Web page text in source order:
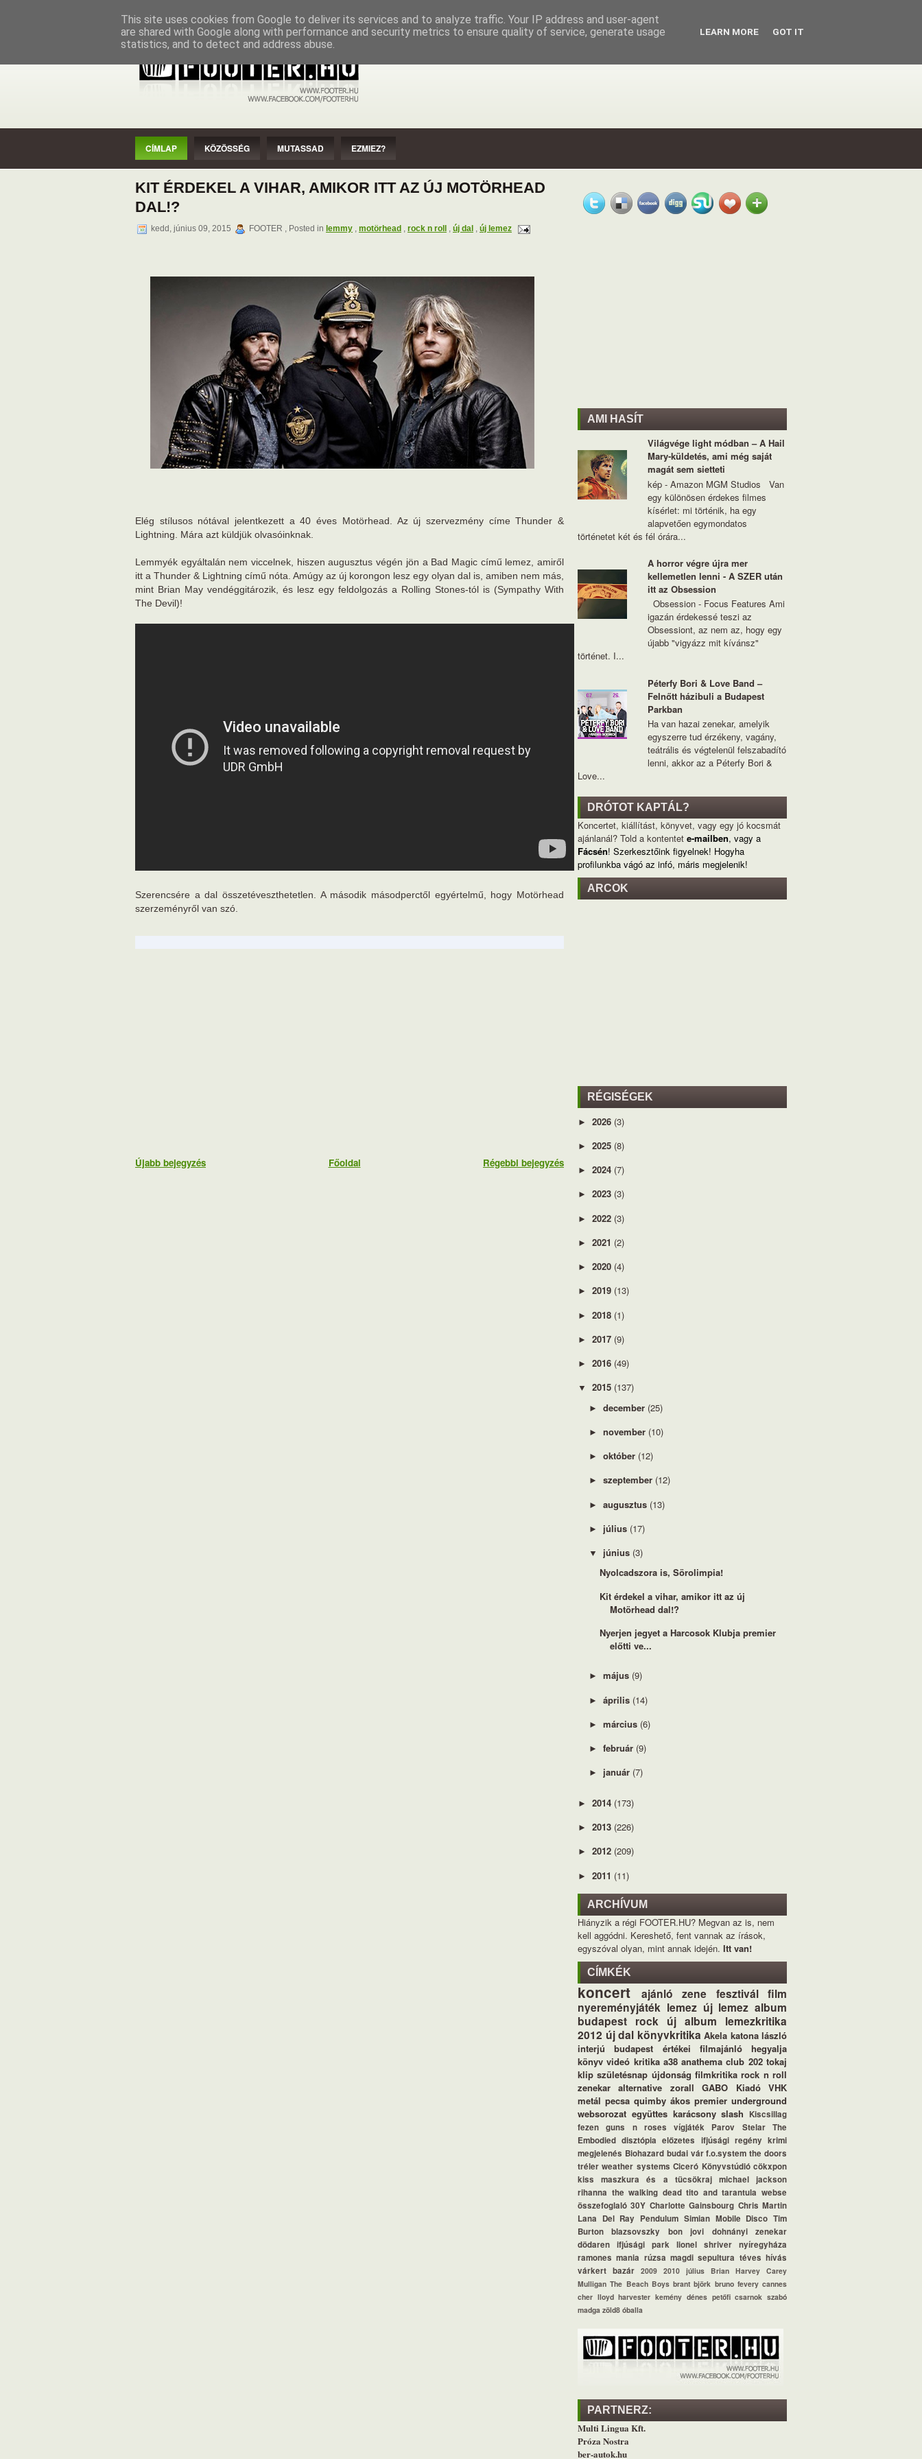
CÍMLAP KÖZÖSSÉG MUTASSAD EZMIEZ? IMPRESSZUM SZERZŐI JOGOK
CÍMLAP KÖZÖSSÉG MUTASSAD EZMIEZ?
KIT ÉRDEKEL A VIHAR, AMIKOR ITT AZ ÚJ MOTÖRHEAD
DAL!?
kedd, június 09, 2015 FOOTER , Posted in lemmy , motörhead , rock n roll , új dal , új lemez
Elég stílusos nótával jelentkezett a 40 éves Motörhead. Az új szervezmény címe Thunder &
Lightning. Mára azt küldjük olvasóinknak.
Lemmyék egyáltalán nem viccelnek, hiszen augusztus végén jön a Bad Magic című lemez, amiről
itt a Thunder & Lightning című nóta. Amúgy az új korongon lesz egy olyan dal is, amiben nem más,
mint Brian May vendéggitározik, és lesz egy feldolgozás a Rolling Stones-tól is (Sympathy With
The Devil)!
Szerencsére a dal összetéveszthetetlen. A második másodperctől egyértelmű, hogy Motörhead
szerzeményről van szó.
Újabb bejegyzés Régebbi bejegyzés
Főoldal
AMI HASÍT
Világvége light módban – A Hail
Mary-küldetés, ami még saját
magát sem sietteti
kép - Amazon MGM Studios Van
egy különösen érdekes filmes
kísérlet: mi történik, ha egy
alapvetően egymondatos
történetet két és fél órára...
A horror végre újra mer
kellemetlen lenni - A SZER után
itt az Obsession
Obsession - Focus Features Ami
igazán érdekessé teszi az
Obsessiont, az nem az, hogy egy
újabb "vigyázz mit kívánsz"
történet. I...
Péterfy Bori & Love Band –
Felnőtt házibuli a Budapest
Parkban
Ha van hazai zenekar, amelyik
egyszerre tud érzékeny, vagány,
teátrális és végtelenül felszabadító
lenni, akkor az a Péterfy Bori &
Love...
DRÓTOT KAPTÁL?
Koncertet, kiállítást, könyvet, vagy egy jó kocsmát
ajánlanál? Told a kontentet e-mailben, vagy a
Fácsén! Szerkesztőink figyelnek! Hogyha
profilunkba vágó az infó, máris megjelenik!
ARCOK
RÉGISÉGEK
► 2026 (3)
► 2025 (8)
► 2024 (7)
► 2023 (3)
► 2022 (3)
► 2021 (2)
► 2020 (4)
► 2019 (13)
► 2018 (1)
► 2017 (9)
► 2016 (49)
▼ 2015 (137)
► december (25)
► november (10)
► október (12)
► szeptember (12)
► augusztus (13)
► július (17)
▼ június (3)
Nyolcadszora is, Sörolimpia!
Kit érdekel a vihar, amikor itt az új
Motörhead dal!?
Nyerjen jegyet a Harcosok Klubja premier
előtti ve...
► május (9)
► április (14)
► március (6)
► február (9)
► január (7)
► 2014 (173)
► 2013 (226)
► 2012 (209)
► 2011 (11)
ARCHÍVUM
Hiányzik a régi FOOTER.HU? Megvan az is, nem
kell aggódni. Kereshető, fent vannak az írások,
egyszóval olyan, mint annak idején. Itt van!
CÍMKÉK
koncert ajánló zene fesztivál film
nyereményjáték lemez új lemez album
budapest rock új album
lemezkritika
2012 új dal könyvkritika Akela katona lászló
interjú
budapest értékei filmajánló
hegyalja
könyv videó kritika a38 anathema club 202 tokaj
klip születésnap újdonság filmkritika rock n roll
zenekar
alternative zorall GABO Kiadó
VHK
metál pecsa quimby ákos premier underground
websorozat együttes karácsony slash Kiscsillag
fezen
guns n roses vígjáték Parov Stelar
The
Embodied disztópia előzetes ifjúsági regény krimi
megjelenés Biohazard budai vár f.o.system the doors
tréler weather systems Ciceró Könyvstúdió cökxpon
kiss
maszkura és a tücsökraj
michael jackson
rihanna the walking dead tito and tarantula webse
összefoglaló 30Y Charlotte Gainsbourg Chris Martin
Lana Del Ray Pendulum Simian Mobile Disco Tim
Burton
blazsovszky bon jovi
dohnányi zenekar
dödaren ifjúsági park lionel shriver nyíregyháza
ramones mania rúzsa magdi sepultura téves hívás
várkert bazár 2009 2010 július Brian Harvey Carey
Mulligan The Beach Boys brant björk bruno fevery cannes
cher lloyd harvester kemény dénes petőfi csarnok szabó
madga zöld8 óballa
PARTNERZ:
Multi Lingua Kft.
Próza Nostra
ber-autok.hu
This site uses cookies from Google to deliver its services and to analyze traffic. Your IP address and user-agent
are shared with Google along with performance and security metrics to ensure quality of service, generate usage
statistics, and to detect and address abuse.
LEARN MORE GOT IT